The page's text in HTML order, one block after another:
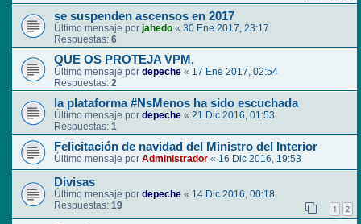
se suspenden ascensos en 2017
Último mensaje por jahedo « 30 Ene 2017, 23:17
Respuestas: 6
QUE OS PROTEJA VPM.
Último mensaje por depeche « 17 Ene 2017, 02:54
Respuestas: 2
la plataforma #NsMenos ha sido escuchada
Último mensaje por depeche « 21 Dic 2016, 01:53
Respuestas: 1
Felicitación de navidad del Ministro del Interior
Último mensaje por Administrador « 16 Dic 2016, 19:53
Divisas
Último mensaje por depeche « 14 Dic 2016, 00:18
Respuestas: 19 1 2